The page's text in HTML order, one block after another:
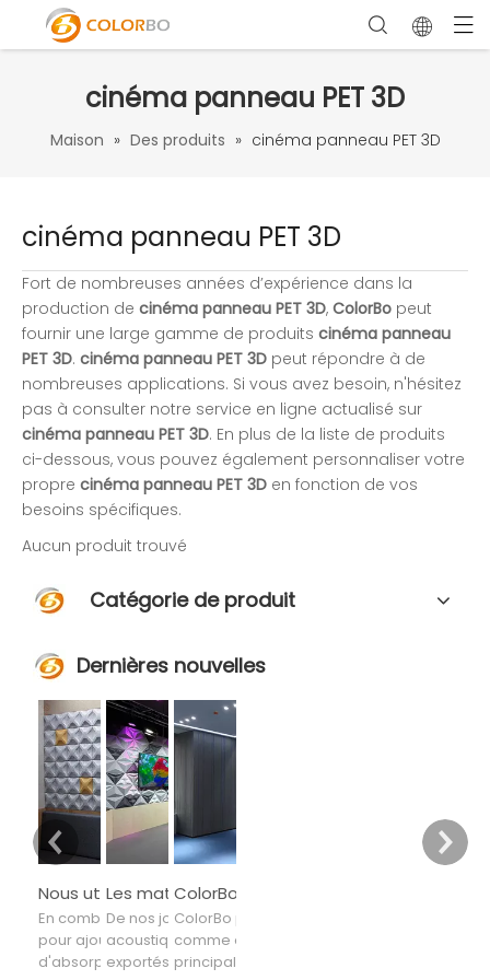
cinéma panneau PET 3D
Maison » Des produits » cinéma panneau PET 3D
cinéma panneau PET 3D
Fort de nombreuses années d’expérience dans la
production de cinéma panneau PET 3D, ColorBo peut
fournir une large gamme de produits cinéma panneau
PET 3D. cinéma panneau PET 3D peut répondre à de
nombreuses applications. Si vous avez besoin, n'hésitez
pas à consulter notre service en ligne actualisé sur
cinéma panneau PET 3D. En plus de la liste de produits
ci-dessous, vous pouvez également personnaliser votre
propre cinéma panneau PET 3D en fonction de vos
besoins spécifiques.
Aucun produit trouvé
Catégorie de produit
Dernières nouvelles
En combinant divers matériaux
pour ajouter des segments
d'absorption audio, du matériau
De nos jours, les matériaux
acoustiques ColorBo ont été
exportés vers plus de 80 pays et
ColorBo prend l'acoustique
comme élément de conception
principal, en sélectionnant les